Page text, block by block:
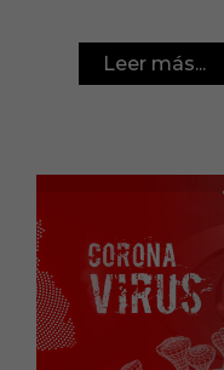
Leer más...